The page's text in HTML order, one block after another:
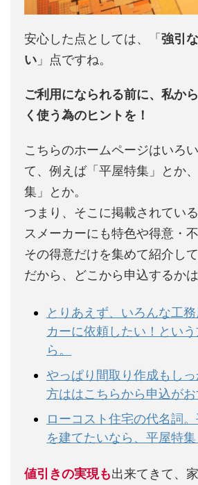
安心した点としては、「 強引
い 」点ですね。
ご利用になられる前に、私か
く使う為のヒントを！
こちらのホームページはいろ
て、例えば「平屋特集」とか
集」とか。
つまり、そこに掲載されてい
スメーカーにも特色や得意・
その得意だけを集めて紹介し
だから、どこから申込するかは
とりあえず、いろんな工
カーに依頼したい！とい
ら。
やっぱり間取り作成もし
方ははこちらから申込がお
ローコスト住宅の代名詞
を建てたいなら、平屋特集
値引きの実現も出来てきて、